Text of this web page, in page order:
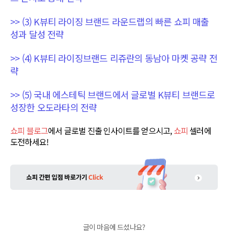
>> (3) K뷰티 라이징 브랜드 라운드랩의 빠른 쇼피 매출
성과 달성 전략
>> (4) K뷰티 라이징브랜드 리쥬란의 동남아 마켓 공략 전
략
>> (5) 국내 에스테틱 브랜드에서 글로벌 K뷰티 브랜드로
성장한 오도라타의 전략
쇼피 블로그에서 글로벌 진출 인사이트를 얻으시고,쇼피 셀러에
도전하세요!
글이 마음에 드셨나요?